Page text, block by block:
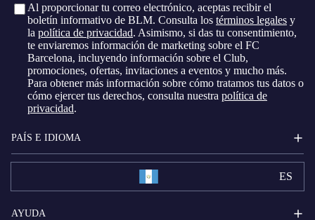
Al proporcionar tu correo electrónico, aceptas recibir el
boletín informativo de BLM. Consulta los términos legales y
la política de privacidad. Asimismo, si das tu consentimiento,
te enviaremos información de marketing sobre el FC
Barcelona, ​​incluyendo información sobre el Club,
promociones, ofertas, invitaciones a eventos y mucho más.
Para obtener más información sobre cómo tratamos tus datos o
cómo ejercer tus derechos, consulta nuestra política de
privacidad.
PAÍS E IDIOMA
ES
AYUDA